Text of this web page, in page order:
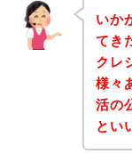
いか
てき
クレ
様々
活の
とい